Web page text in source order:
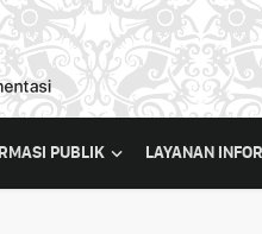
PUBLIK LAYANAN